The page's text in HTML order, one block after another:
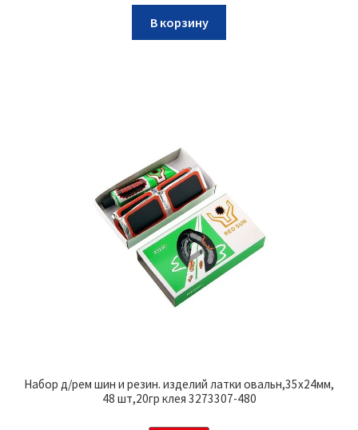
В корзину
Набор д/рем шин и резин. изделий латки овальн,35х24мм,
48 шт,20гр клея 3273307-480